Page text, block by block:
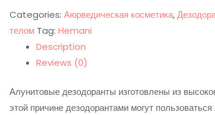
Categories:Аюрведическая косметика,
телом Tag:Hemani
Description
Reviews (0)
Алунитовые дезодоранты изготовлены из
этой причине дезодорантами могут